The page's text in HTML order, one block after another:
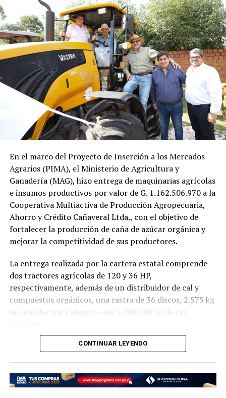
prestaciones odontológicas a la población.
En el marco del Proyecto de Inserción a los Mercados
Agrarios (PIMA), el Ministerio de Agricultura y
Ganadería (MAG), hizo entrega de maquinarias agrícolas
e insumos productivos por valor de G. 1.162.506.970 a la
Cooperativa Multiactiva de Producción Agropecuaria,
Ahorro y Crédito Cañaveral Ltda., con el objetivo de
fortalecer la producción de caña de azúcar orgánica y
mejorar la competitividad de sus productores.
La entrega realizada por la cartera estatal comprende
dos tractores agrícolas de 120 y 36 HP,
respectivamente, además de un distribuidor de cal y
compuestos orgánicos, una rastra de 36 discos, 2.575 kg
de semillas para abono verde y 206.000 kg de cal
Estos equipos e insumos permitirán optimizar las
cultivo, fortaleciendo la cadena de valor de la caña de
azúcar y su impacto en la economía regional.
CONTINUAR LEYENDO